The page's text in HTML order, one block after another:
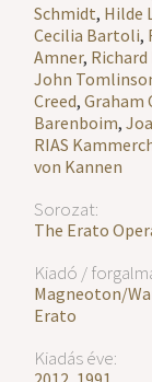
Schmidt, Hilde
Cecilia Bartoli,
Amner,
John
Creed,Graham
Barenboim,
RIAS
von Kannen
Sorozat:
The Erato
Kiadó /
Magneoton/
Erato
Kiadás éve: